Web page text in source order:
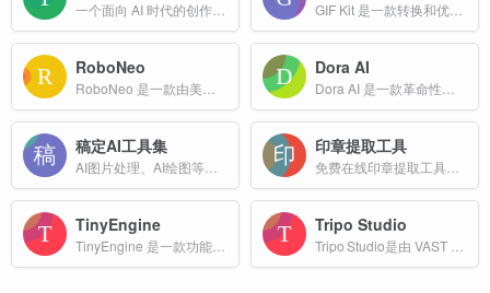
RoboNeo Dora AI
稿定AI工具集 印章提取工具
TinyEngine Tripo Studio